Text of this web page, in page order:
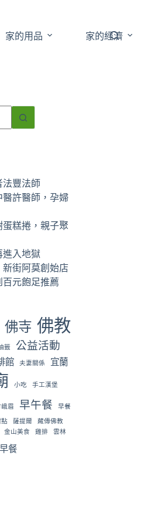
家的用品 家的經濟
法豐法師
醫許醫師，孕婦
糕捲，親子聚
進入地獄
街阿莫創始店
元飽足推薦
佛寺 佛教
籤 公益活動
館 夫妻關係 宜蘭
小吃 手工漢堡
眉 早午餐 早餐
點 薩提爾
藏傳佛教
金山美食 雞排 雲林
餐